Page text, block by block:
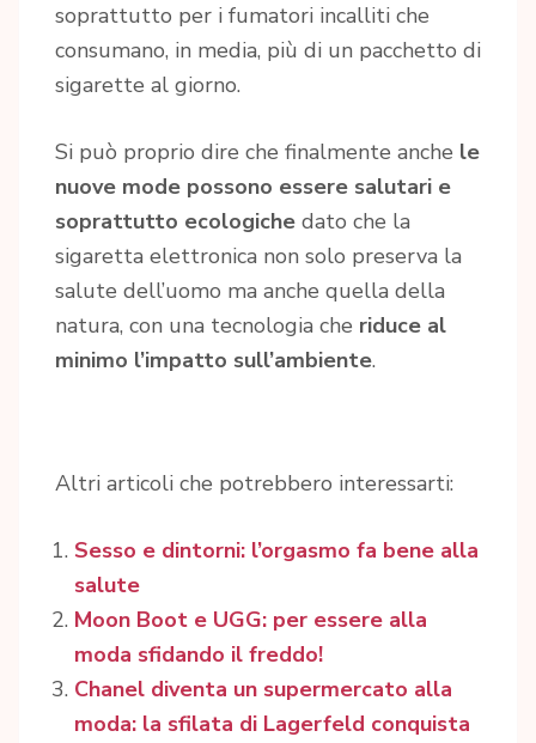
soprattutto per i fumatori incalliti che
consumano, in media, più di un pacchetto di
sigarette al giorno.
Si può proprio dire che finalmente anche le
nuove mode possono essere salutari e
soprattutto ecologiche dato che la
sigaretta elettronica non solo preserva la
salute dell’uomo ma anche quella della
natura, con una tecnologia che riduce al
minimo l’impatto sull’ambiente.
Altri articoli che potrebbero interessarti:
Sesso e dintorni: l’orgasmo fa bene alla
salute
Moon Boot e UGG: per essere alla
moda sfidando il freddo!
Chanel diventa un supermercato alla
moda: la sfilata di Lagerfeld conquista